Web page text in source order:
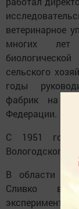
ветеринарное
многих лет
сельского
годы
фабрик на
Федерации.
С 1951 года
Вологодского
В области
Сливко